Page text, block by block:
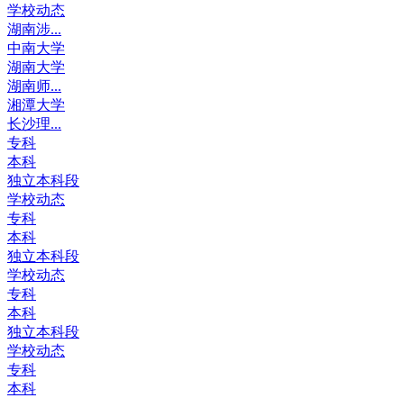
学校动态
湖南涉...
中南大学
湖南大学
湖南师...
湘潭大学
长沙理...
专科
本科
独立本科段
学校动态
专科
本科
独立本科段
学校动态
专科
本科
独立本科段
学校动态
专科
本科